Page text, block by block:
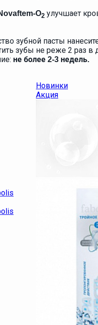
O2 улучшает
зубной пасты
зубы не реже 2 раз в
не более 2-3 недель.
Новинки
Акция